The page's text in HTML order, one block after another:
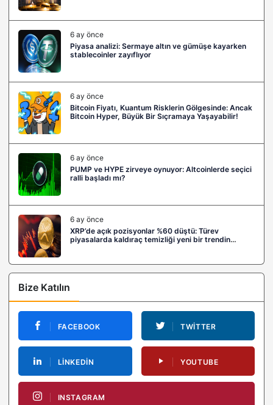
6 ay önce
Piyasa analizi: Sermaye altın ve gümüşe kayarken
stablecoinler zayıflıyor
6 ay önce
Bitcoin Fiyatı, Kuantum Risklerin Gölgesinde: Ancak
Bitcoin Hyper, Büyük Bir Sıçramaya Yaşayabilir!
6 ay önce
PUMP ve HYPE zirveye oynuyor: Altcoinlerde seçici
ralli başladı mı?
6 ay önce
XRP’de açık pozisyonlar %60 düştü: Türev
piyasalarda kaldıraç temizliği yeni bir trendin
Bize Katılın
FACEBOOK TWITTER
LINKEDIN YOUTUBE
INSTAGRAM